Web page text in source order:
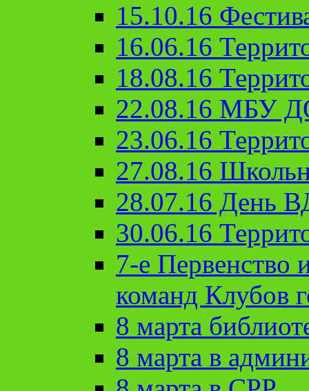
15.10.16
16.06.16
18.08.16
22.08.16 МБУ
23.06.16
27.08.16
28.07.16 День
30.06.16
7-е Первенство
команд Клубов
8 марта
8 марта в